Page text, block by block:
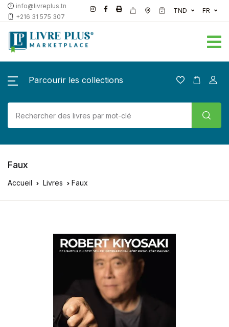
info@livreplus.tn
+216 31 575 307
TND FR
Parcourir les collections
Faux
Accueil Livres Faux